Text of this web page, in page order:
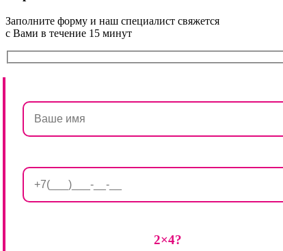
Заполните форму и наш специалист свяжется
с Вами в течение 15 минут
2×4?